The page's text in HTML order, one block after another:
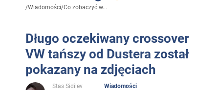
/Wiadomości/Co zobaczyć w...
Długo oczekiwany crossover
VW tańszy od Dustera został
pokazany na zdjęciach
Stas Sidilev
Wiadomości